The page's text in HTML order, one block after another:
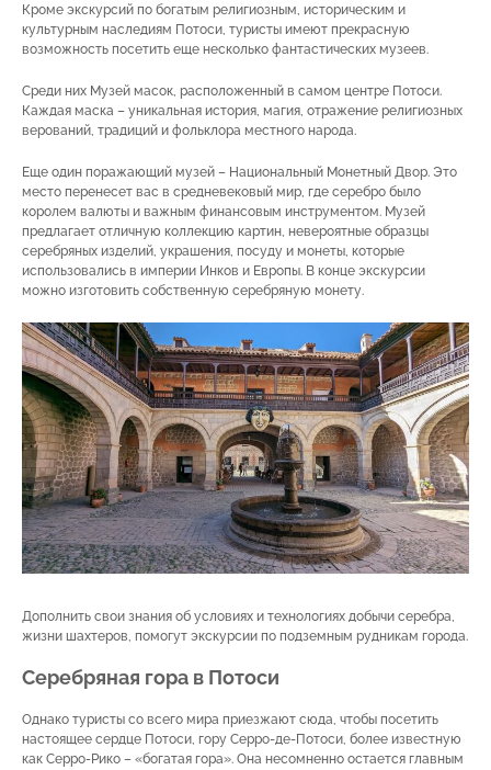
Кроме экскурсий по богатым религиозным, историческим и
культурным наследиям Потоси, туристы имеют прекрасную
возможность посетить еще несколько фантастических музеев.
Среди них Музей масок, расположенный в самом центре Потоси.
Каждая маска – уникальная история, магия, отражение религиозных
верований, традиций и фольклора местного народа.
Еще один поражающий музей – Национальный Монетный Двор. Это
место перенесет вас в средневековый мир, где серебро было
королем валюты и важным финансовым инструментом. Музей
предлагает отличную коллекцию картин, невероятные образцы
серебряных изделий, украшения, посуду и монеты, которые
использовались в империи Инков и Европы. В конце экскурсии
можно изготовить собственную серебряную монету.
Дополнить свои знания об условиях и технологиях добычи серебра,
жизни шахтеров, помогут экскурсии по подземным рудникам города.
Серебряная гора в Потоси
Однако туристы со всего мира приезжают сюда, чтобы посетить
настоящее сердце Потоси, гору Серро-де-Потоси, более известную
как Серро-Рико – «богатая гора». Она несомненно остается главным